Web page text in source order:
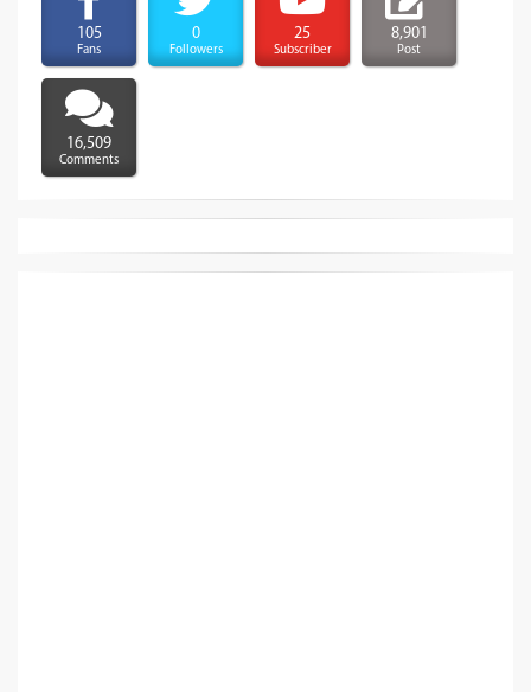
105
Fans
0
Followers
25
Subscriber
8,901
Post
16,509
Comments